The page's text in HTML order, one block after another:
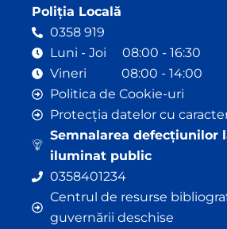
Poliția Locală
0358 919
Luni - Joi 08:00 - 16:30
Vineri 08:00 - 14:00
Politica de Cookie-uri
Protecția datelor cu
Semnalarea defecțiunilor
iluminat public
0358401234
Centrul de resurse
guvernării deschise